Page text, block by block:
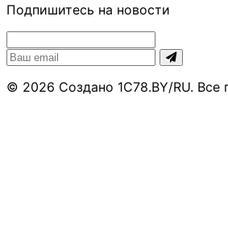
Подпишитесь на новости
© 2026 Создано 1C78.BY/RU.